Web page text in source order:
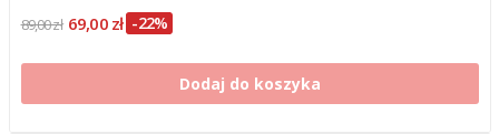
89,00 zł 69,00 zł -22%
Dodaj do koszyka